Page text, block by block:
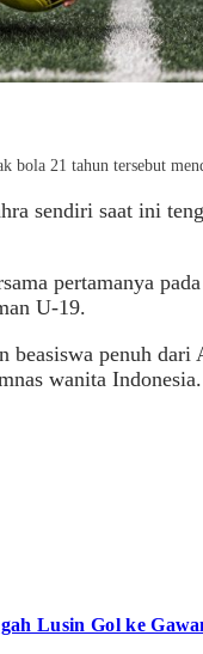
21 tahun tersebut
sendiri saat ini
pertamanya
U-19.
penuh
wanita Indonesia.
Lusin Gol ke